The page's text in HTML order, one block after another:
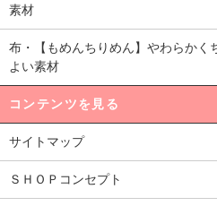
素材
布・【もめんちりめん】やわらかく
よい素材
コンテンツを見る
サイトマップ
ＳＨＯＰコンセプト